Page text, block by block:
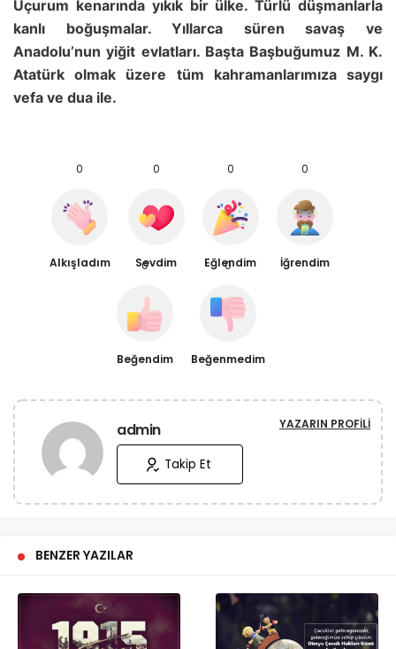
Uçurum kenarında yıkık bir ülke. Türlü düşmanlarla
kanlı boğuşmalar. Yıllarca süren savaş ve
Anadolu’nun yiğit evlatları. Başta Başbuğumuz M. K.
Atatürk olmak üzere tüm kahramanlarımıza saygı
vefa ve dua ile.
0
Alkışladım
0
Sevdim
0
Eğlendim
0
İğrendim
0
Beğendim
0
Beğenmedim
admin YAZARIN PROFILI
Takip Et
BENZER YAZILAR